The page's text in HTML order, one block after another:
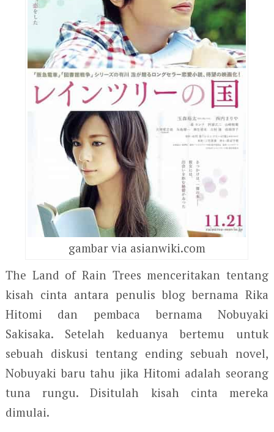
gambar via asianwiki.com
The Land of Rain Trees menceritakan tentang
kisah cinta antara penulis blog bernama Rika
Hitomi dan pembaca bernama Nobuyaki
Sakisaka. Setelah keduanya bertemu untuk
sebuah diskusi tentang ending sebuah novel,
Nobuyaki baru tahu jika Hitomi adalah seorang
tuna rungu. Disitulah kisah cinta mereka
dimulai.